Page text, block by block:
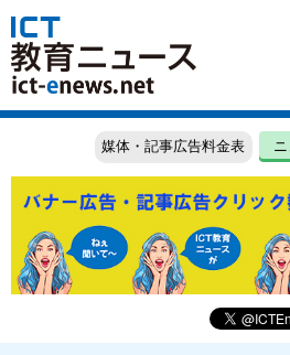
媒体・記事広告料金表